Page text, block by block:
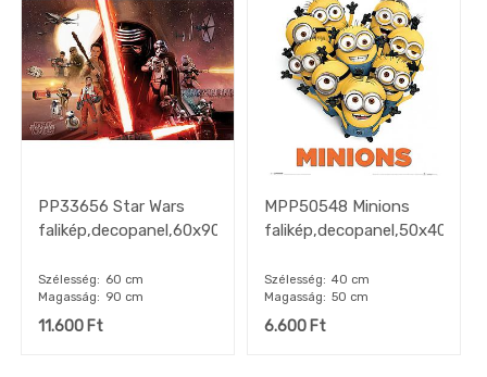
PP33656 Star Wars
falikép,decopanel,60x90cm
Szélesség
60 cm
Magasság
90 cm
11.600 Ft
MPP50548 Minions
Szélesség
40 cm
Magasság
50 cm
6.600Ft